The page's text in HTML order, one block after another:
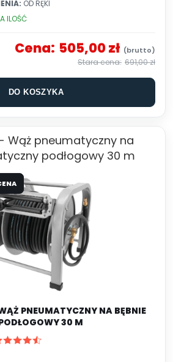
ILOŚĆ
OD RĘKI
Cena: 505,00 zł
691,00 zł
DO KOSZYKA
Wąż pneumatyczny na
podłogowy 30 m
PNEUMATYCZNY NA BĘBNIE
30 M